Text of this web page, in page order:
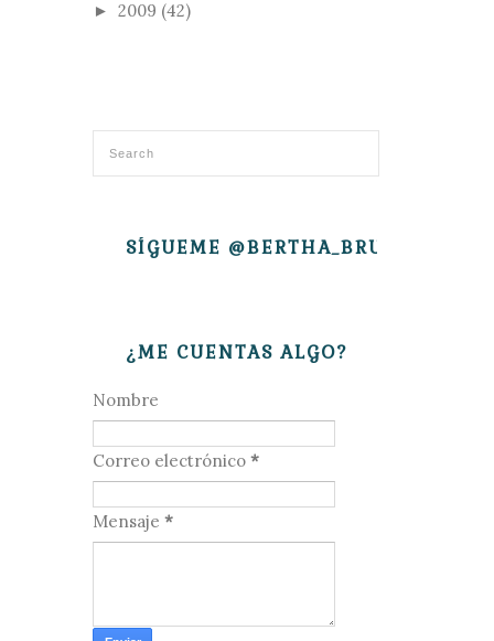
► 2009 (42)
SÍGUEME @BERTHA_BRUJITA
¿ME CUENTAS ALGO?
Nombre
Correo electrónico *
Mensaje *